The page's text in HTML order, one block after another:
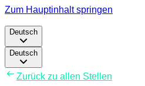
Zum Hauptinhalt springen
Deutsch
Deutsch
Zurück zu allen Stellen